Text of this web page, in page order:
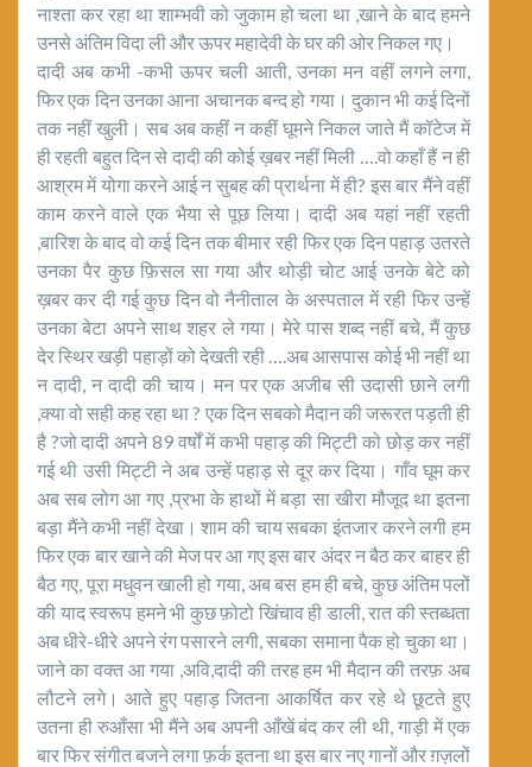
नाश्ता कर रहा था शाम्भवी को जुकाम हो चला था ,खाने के बाद हमने
उनसे अंतिम विदा ली और ऊपर महादेवी के घर की ओर निकल गए।
दादी अब कभी -कभी ऊपर चली आती, उनका मन वहीं लगने लगा,
फिर एक दिन उनका आना अचानक बन्द हो गया। दुकान भी कई दिनों
तक नहीं खुली। सब अब कहीं न कहीं घूमने निकल जाते मैं कॉटेज में
ही रहती बहुत दिन से दादी की कोई ख़बर नहीं मिली ….वो कहाँ हैं न ही
आश्रम में योगा करने आई न सुबह की प्रार्थना में ही? इस बार मैंने वहीं
काम करने वाले एक भैया से पूछ लिया। दादी अब यहां नहीं रहती
,बारिश के बाद वो कई दिन तक बीमार रही फिर एक दिन पहाड़ उतरते
उनका पैर कुछ फ़िसल सा गया और थोड़ी चोट आई उनके बेटे को
ख़बर कर दी गई कुछ दिन वो नैनीताल के अस्पताल में रही फिर उन्हें
उनका बेटा अपने साथ शहर ले गया। मेरे पास शब्द नहीं बचे, मैं कुछ
देर स्थिर खड़ी पहाड़ों को देखती रही ….अब आसपास कोई भी नहीं था
न दादी, न दादी की चाय। मन पर एक अजीब सी उदासी छाने लगी
,क्या वो सही कह रहा था ? एक दिन सबको मैदान की जरूरत पड़ती ही
है ?जो दादी अपने 89 वर्षों में कभी पहाड़ की मिट्टी को छोड़ कर नहीं
गई थी उसी मिट्टी ने अब उन्हें पहाड़ से दूर कर दिया। गाँव घूम कर
अब सब लोग आ गए ,प्रभा के हाथों में बड़ा सा खीरा मौजूद था इतना
बड़ा मैंने कभी नहीं देखा। शाम की चाय सबका इंतजार करने लगी हम
फिर एक बार खाने की मेज पर आ गए इस बार अंदर न बैठ कर बाहर ही
बैठ गए, पूरा मधुवन खाली हो गया, अब बस हम ही बचे, कुछ अंतिम पलों
की याद स्वरूप हमने भी कुछ फ़ोटो खिंचाव ही डाली, रात की स्तब्धता
अब धीरे-धीरे अपने रंग पसारने लगी, सबका समाना पैक हो चुका था।
जाने का वक्त आ गया ,अवि,दादी की तरह हम भी मैदान की तरफ़ अब
लौटने लगे। आते हुए पहाड़ जितना आकर्षित कर रहे थे छूटते हुए
उतना ही रुआँसा भी मैंने अब अपनी आँखें बंद कर ली थी, गाड़ी में एक
बार फिर संगीत बजने लगा फ़र्क इतना था इस बार नए गानों और ग़ज़लों